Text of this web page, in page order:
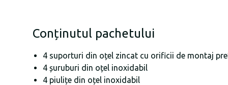
Conținutul pachetului
4 suporturi din oțel zincat cu orificii de montaj
4 șuruburi din oțel inoxidabil
4 piulițe din oțel inoxidabil